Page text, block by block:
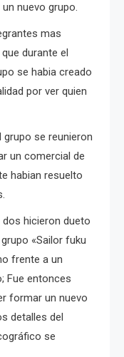
nuevo grupo.
mas
durante el
se habia creado
por ver quien
grupo se reunieron
un comercial de
habian resuelto
hicieron dueto
«Sailor fuku
frente a un
Fue entonces
formar un nuevo
detalles del
se